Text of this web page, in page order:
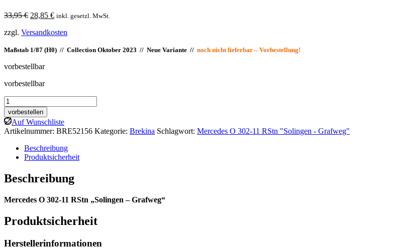
33,95€ Ursprünglicher
war:
28,85 €Aktueller
ist:
inkl. gesetzl. MwSt.
zzgl. Versandkosten
Maßstab 1/87 (H0) // Collection Oktober 2023 // Neue Variante // noch nicht lieferbar – Vorbestellung!
vorbestellbar
vorbestellbar
Brekina:
Mercedes
O
302-
11
"Solingen
Grafweg"
Menge
vorbestellen
Auf Wunschliste
Artikelnummer: BRE52156 Kategorie: Brekina Schlagwort: Mercedes O 302-11 RStn "Solingen - Grafweg"
Beschreibung
Produktsicherheit
Beschreibung
Mercedes O 302-11 RStn „Solingen – Grafweg“
Produktsicherheit
Herstellerinformationen